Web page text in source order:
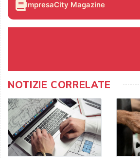
ImpresaCity Magazine
NOTIZIE CORRELATE